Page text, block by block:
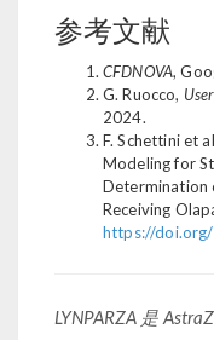
参考文献
CFDNOVA,
G. Ruocco,
2024.
F. Schettini et
Modeling for
Determination
Receiving
https://
LYNPARZA 是